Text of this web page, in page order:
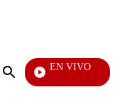
Enviar
EN VIVO
Televentas